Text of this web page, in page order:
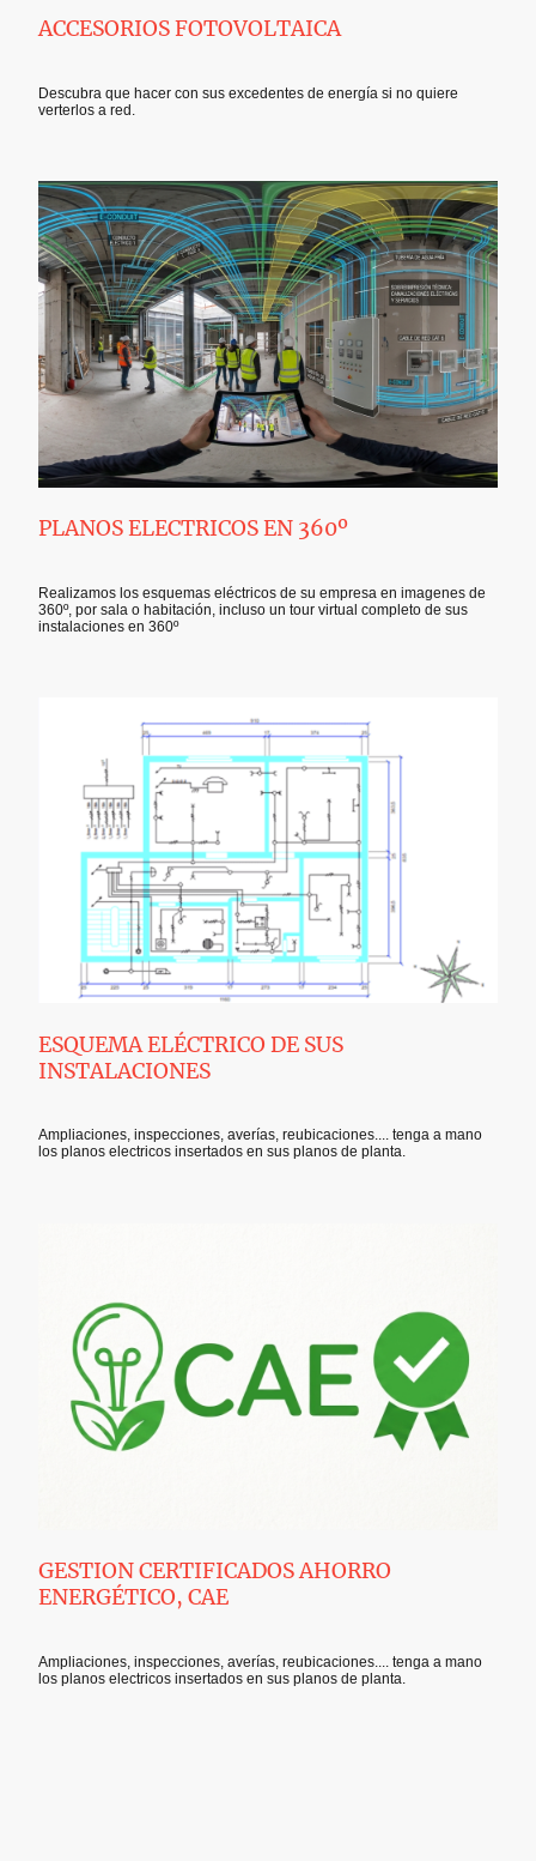
ACCESORIOS FOTOVOLTAICA
Descubra que hacer con sus excedentes de energía si no quiere
verterlos a red.
PLANOS ELECTRICOS EN 360º
Realizamos los esquemas eléctricos de su empresa en imagenes de
360º, por sala o habitación, incluso un tour virtual completo de sus
instalaciones en 360º
ESQUEMA ELÉCTRICO DE SUS
INSTALACIONES
Ampliaciones, inspecciones, averías, reubicaciones.... tenga a mano
los planos electricos insertados en sus planos de planta.
GESTION CERTIFICADOS AHORRO
ENERGÉTICO, CAE
Ampliaciones, inspecciones, averías, reubicaciones.... tenga a mano
los planos electricos insertados en sus planos de planta.